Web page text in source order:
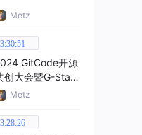
Metz
GitCode开源
创大会暨G-Star
年华
Metz